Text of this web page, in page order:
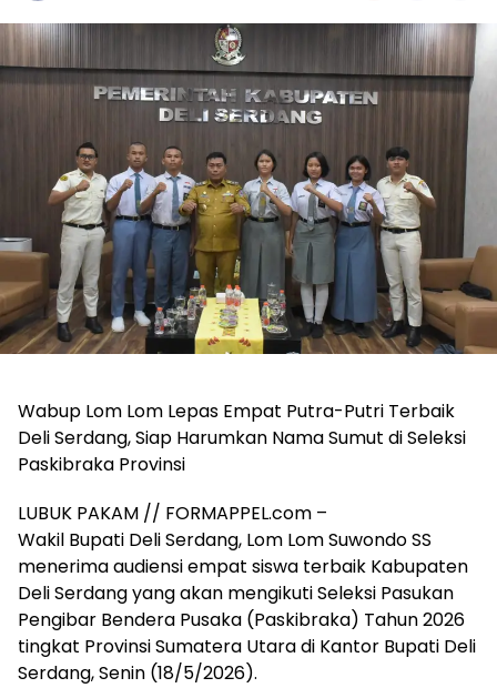
Wabup Lom Lom Lepas Empat Putra-Putri Terbaik
Deli Serdang, Siap Harumkan Nama Sumut di Seleksi
Paskibraka Provinsi
LUBUK PAKAM // FORMAPPEL.com –
Wakil Bupati Deli Serdang, Lom Lom Suwondo SS
menerima audiensi empat siswa terbaik Kabupaten
Deli Serdang yang akan mengikuti Seleksi Pasukan
Pengibar Bendera Pusaka (Paskibraka) Tahun 2026
tingkat Provinsi Sumatera Utara di Kantor Bupati Deli
Serdang, Senin (18/5/2026).